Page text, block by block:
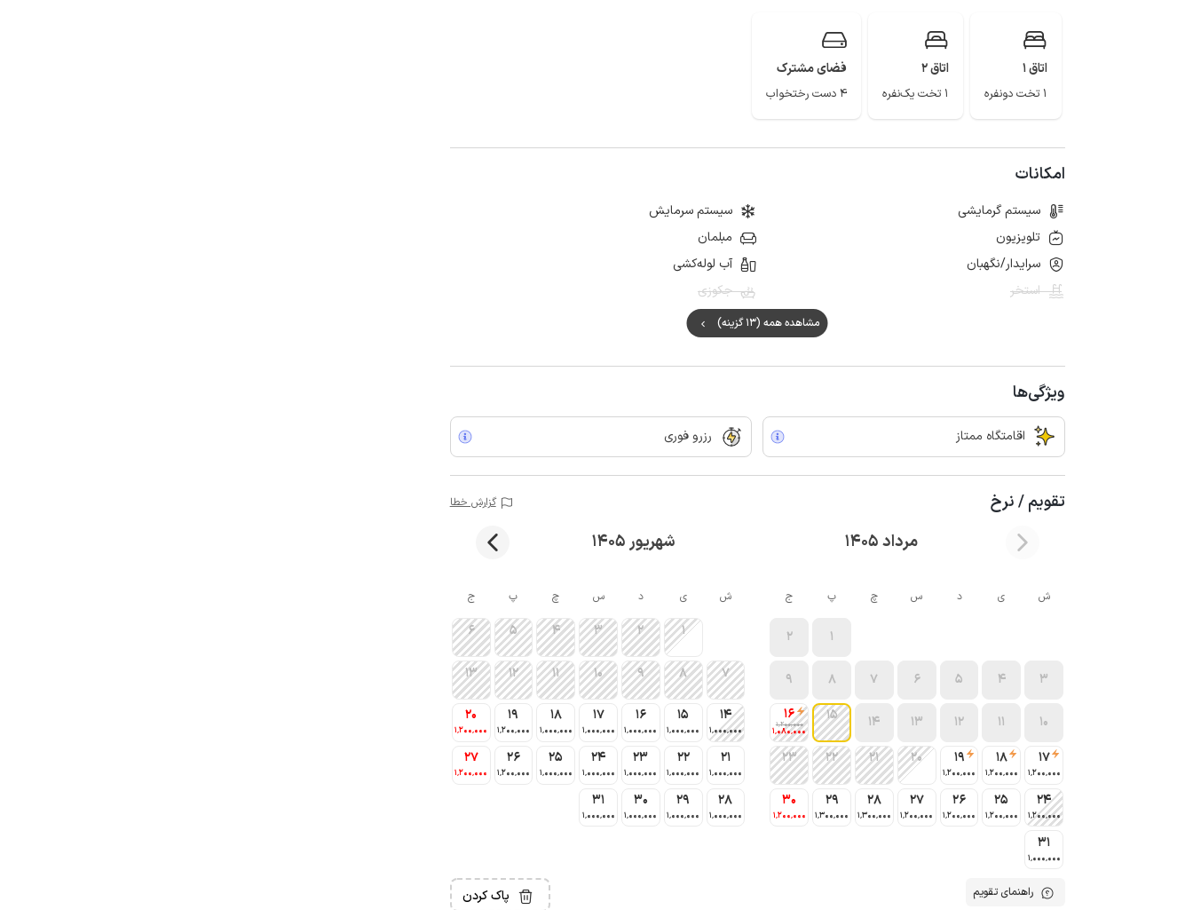
اتاق 1
1 تخت دونفره
اتاق 2
1 تخت یک‌نفره
فضای مشترک
4 دست رختخواب
امکانات
سیستم گرمایشی
سیستم سرمایش
تلویزیون
مبلمان
سرایدار/نگهبان
آب لوله‌کشی
استخر
جکوزی
مشاهده همه (13 گزینه)
ویژگی‌ها
اقامتگاه ممتاز رزرو فوری
تقویم / نرخ گزارش خطا
مرداد 1405 شهریور 1405
ش ی د س چ پ ج
1
2
3
4
5
6
7
8
9
10
11
12
13
14
15
16
1٬200٬000
1٬080٬000
17
1٬200٬000
18
1٬200٬000
19
1٬200٬000
20
21
22
23
24
1٬200٬000
25
1٬200٬000
26
1٬200٬000
27
1٬200٬000
28
1٬300٬000
29
1٬300٬000
30
1٬200٬000
31
1٬000٬000
ش ی د س چ پ ج
1
2
3
4
5
6
7
8
9
10
11
12
13
14
1٬000٬000
15
1٬000٬000
16
1٬000٬000
17
1٬000٬000
18
1٬000٬000
19
1٬200٬000
20
1٬200٬000
21
1٬000٬000
22
1٬000٬000
23
1٬000٬000
24
1٬000٬000
25
1٬000٬000
26
1٬200٬000
27
1٬200٬000
28
1٬000٬000
29
1٬000٬000
30
1٬000٬000
31
1٬000٬000
راهنمای تقویم پاک کردن